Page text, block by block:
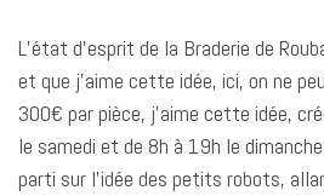
L’état d’esprit de la Braderie de
et que j’aime cette idée, ici, on ne
300€ par pièce, j’aime cette idée,
le samedi et de 8h à 19h le
parti sur l’idée des petits robots,